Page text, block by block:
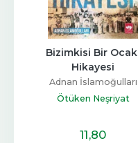
Bizimkisi Bir Ocak
Hikayesi
Adnan İslamoğulları
Ötüken Neşriyat
11,80